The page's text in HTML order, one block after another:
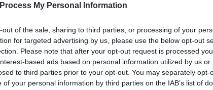
My Personal Information
out of the sale, sharing to third parties, or processing of your
for targeted advertising by us, please use the below opt-out
Please note that after your opt-out request is processed
based ads based on personal information utilized by us or
to third parties prior to your opt-out. You may separately opt-
of your personal information by third parties on the IAB’s list of
lakás luxus svábhegy xii. ker
Éppen
(
király
nem
pénzért
kere...(